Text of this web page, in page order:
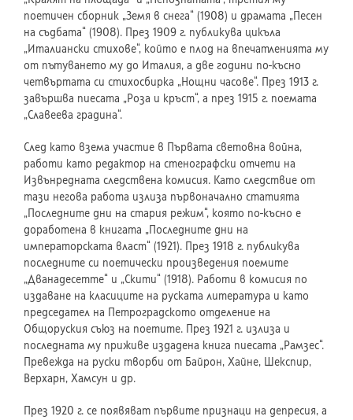
поетичен сборник „Земя в снега“ (1908) и драмата „Песен
на съдбата“ (1908). През 1909 г. публикува цикъла
„Италиански стихове“, който е плод на впечатленията му
от пътуването му до Италия, а две години по-късно
четвъртата си стихосбирка „Нощни часове“. През 1913 г.
завършва пиесата „Роза и кръст“, а през 1915 г. поемата
„Славеева градина“.
След като взема участие в Първата световна война,
работи като редактор на стенографски отчети на
Извънредната следствена комисия. Като следствие от
тази негова работа излиза първоначално статията
„Последните дни на стария режим“, която по-късно е
доработена в книгата „Последните дни на
императорската власт“ (1921). През 1918 г. публикува
последните си поетически произведения поемите
„Дванадесетте“ и „Скити“ (1918). Работи в комисия по
издаване на класиците на руската литература и като
председател на Петроградското отделение на
Общоруския съюз на поетите. През 1921 г. излиза и
последната му приживе издадена книга пиесата „Рамзес“.
Превежда на руски творби от Байрон, Хайне, Шекспир,
Верхарн, Хамсун и др.
През 1920 г. се появяват първите признаци на депресия, а